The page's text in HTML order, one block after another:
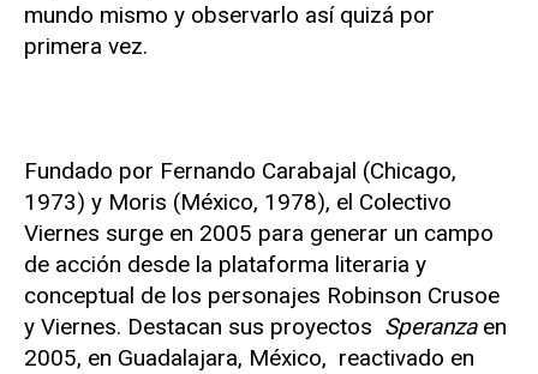
mundo mismo y observarlo así quizá por
primera vez.
Fundado por Fernando Carabajal (Chicago,
1973) y Moris (México, 1978), el Colectivo
Viernes surge en 2005 para generar un campo
de acción desde la plataforma literaria y
conceptual de los personajes Robinson Crusoe
y Viernes. Destacan sus proyectos Speranzaen
2005, en Guadalajara, México, reactivado en